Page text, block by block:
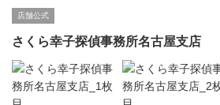
店舗公式
さくら幸子探偵事務所名古屋支店